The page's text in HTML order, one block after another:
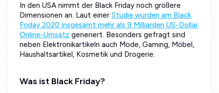
In den USA nimmt der Black Friday noch größere
Dimensionen an. Laut einer Studie wurden am Black
Friday 2020 insgesamt mehr als 9 Milliarden US-Dollar
Online-Umsatz generiert. Besonders gefragt sind
neben Elektronikartikeln auch Mode, Gaming, Möbel,
Haushaltsartikel, Kosmetik und Drogerie.
Was ist Black Friday?